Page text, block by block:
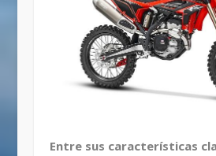
Entre sus características